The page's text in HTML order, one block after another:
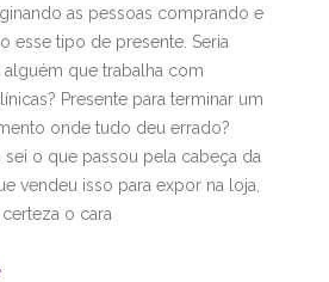
as pessoas comprando e
esse tipo de presente. Seria
alguém que trabalha com
Presente para terminar um
onde tudo deu errado?
sei o que passou pela cabeça da
vendeu isso para expor na loja,
o cara